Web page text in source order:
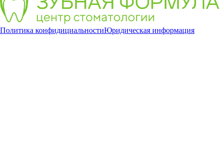
Политика конфидициальностиЮридическая информация